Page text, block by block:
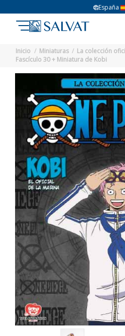
España
Inicio Miniaturas
La colección
Fascículo 30 + Miniatura de Kobi